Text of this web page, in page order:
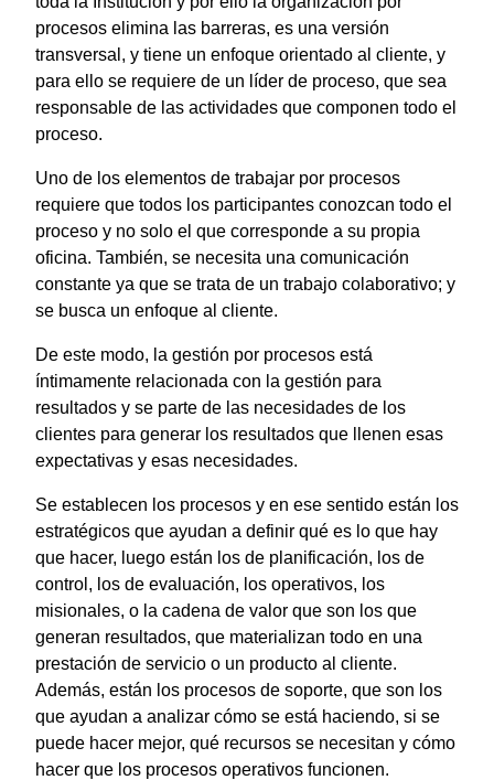
procesos elimina las barreras, es una versión
transversal, y tiene un enfoque orientado al cliente, y
para ello se requiere de un líder de proceso, que sea
responsable de las actividades que componen todo el
proceso.
Uno de los elementos de trabajar por procesos
requiere que todos los participantes conozcan todo el
proceso y no solo el que corresponde a su propia
oficina. También, se necesita una comunicación
constante ya que se trata de un trabajo colaborativo; y
se busca un enfoque al cliente.
De este modo, la gestión por procesos está
íntimamente relacionada con la gestión para
resultados y se parte de las necesidades de los
clientes para generar los resultados que llenen esas
expectativas y esas necesidades.
Se establecen los procesos y en ese sentido están los
estratégicos que ayudan a definir qué es lo que hay
que hacer, luego están los de planificación, los de
control, los de evaluación, los operativos, los
misionales, o la cadena de valor que son los que
generan resultados, que materializan todo en una
prestación de servicio o un producto al cliente.
Además, están los procesos de soporte, que son los
que ayudan a analizar cómo se está haciendo, si se
puede hacer mejor, qué recursos se necesitan y cómo
hacer que los procesos operativos funcionen.